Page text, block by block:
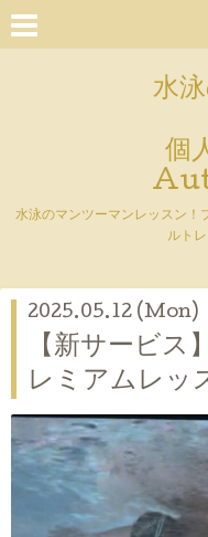
水
個
水泳のマンツーマンレッスン！
ルト
2025.05.12 (Mon)
【新サービス
レミアムレッ